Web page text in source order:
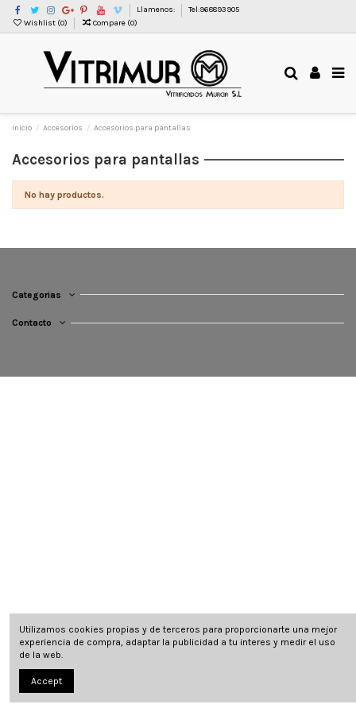
Llamenos:
Tel:968893905
Wishlist (0) Compare (0)
Inicio Accesorios Accesorios para pantallas
Accesorios para pantallas
No hay productos.
Categorias
Contacto
Utilizamos cookies propias y de terceros para proporcionarte una mejor
experiencia de compra, adaptar la publicidad a tu interes y medir el uso
de la web.
Accept